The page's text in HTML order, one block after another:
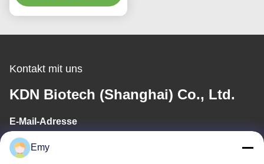
Waschmittel Zutaten
Kontakt mit uns
KDN Biotech (Shanghai) Co., Ltd.
E-Mail-Adresse
panxy@vlandgroup.com
Emy